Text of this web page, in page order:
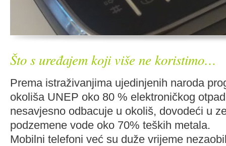
Što s uređajem koji više ne koristimo…
Prema istraživanjima ujedinjenih naroda
okoliša UNEP oko 80 % elektroničkog
nesavjesno odbacuje u okoliš, dovodeći u
podzemene vode oko 70% teških metala.
Mobilni telefoni već su duže vrijeme